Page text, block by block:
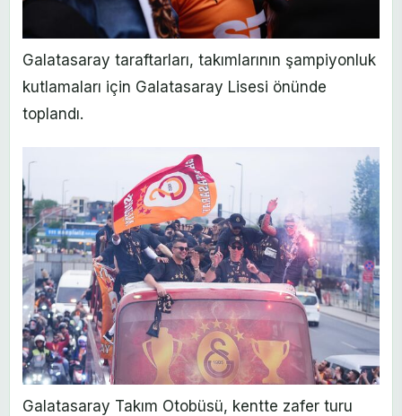
Galatasaray taraftarları, takımlarının şampiyonluk
kutlamaları için Galatasaray Lisesi önünde
toplandı.
Galatasaray Takım Otobüsü, kentte zafer turu